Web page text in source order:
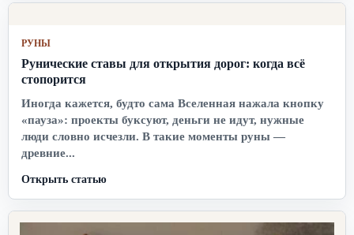
РУНЫ
Рунические ставы для открытия дорог: когда всё
стопорится
Иногда кажется, будто сама Вселенная нажала кнопку
«пауза»: проекты буксуют, деньги не идут, нужные
люди словно исчезли. В такие моменты руны —
древние...
Открыть статью